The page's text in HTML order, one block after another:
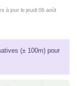
à jour le jeudi 06 août
(± 100m) pour